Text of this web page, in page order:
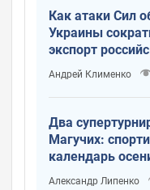
Как атаки Сил
Украины
экспорт
нефтепродуктов
Андрей Клименко
Два
Магучих:
календарь
Александр Липенко